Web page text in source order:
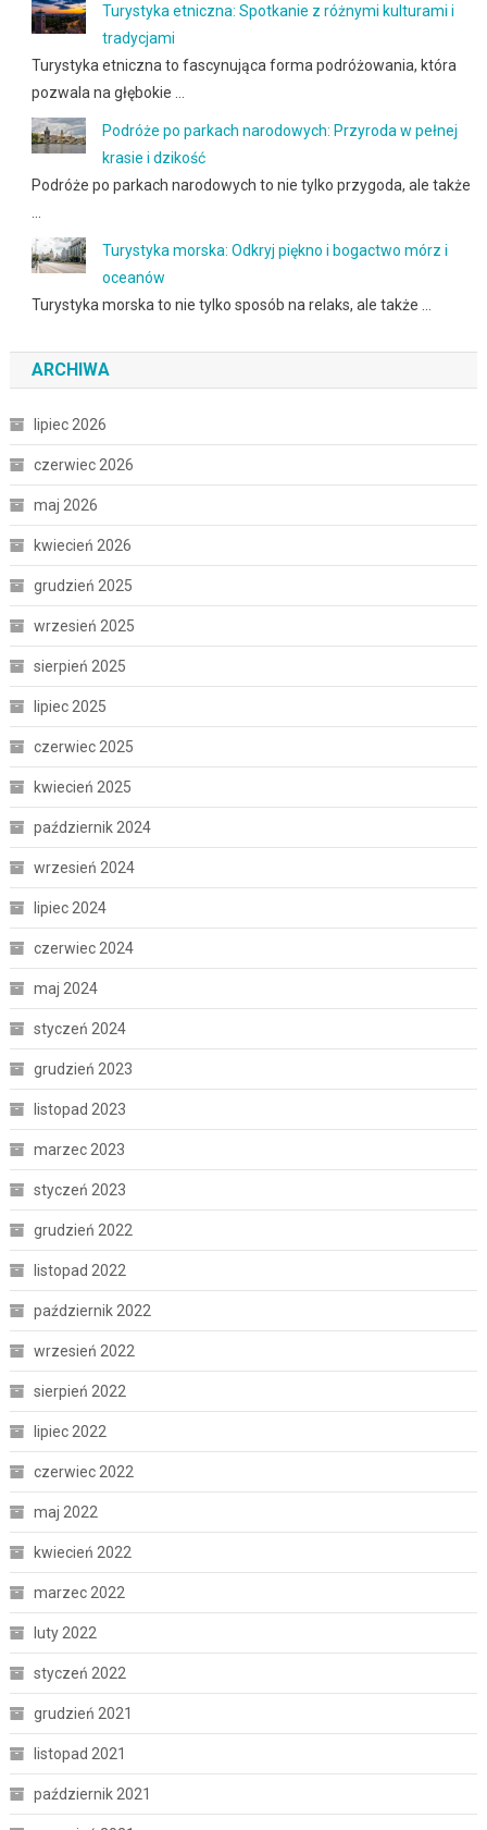
Turystyka etniczna: Spotkanie z różnymi kulturami i
tradycjami
Turystyka etniczna to fascynująca forma podróżowania, która
pozwala na głębokie …
Podróże po parkach narodowych: Przyroda w pełnej
krasie i dzikość
Podróże po parkach narodowych to nie tylko przygoda, ale także
Turystyka morska: Odkryj piękno i bogactwo mórz i
oceanów
Turystyka morska to nie tylko sposób na relaks, ale także …
ARCHIWA
lipiec 2026
czerwiec 2026
maj 2026
kwiecień 2026
grudzień 2025
wrzesień 2025
sierpień 2025
lipiec 2025
czerwiec 2025
kwiecień 2025
październik 2024
wrzesień 2024
lipiec 2024
czerwiec 2024
maj 2024
styczeń 2024
grudzień 2023
listopad 2023
marzec 2023
styczeń 2023
grudzień 2022
listopad 2022
październik 2022
wrzesień 2022
sierpień 2022
lipiec 2022
czerwiec 2022
maj 2022
kwiecień 2022
marzec 2022
luty 2022
styczeń 2022
grudzień 2021
listopad 2021
październik 2021